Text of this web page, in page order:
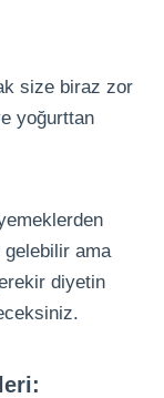
size biraz zor
yoğurttan
gelebilir ama
diyetin